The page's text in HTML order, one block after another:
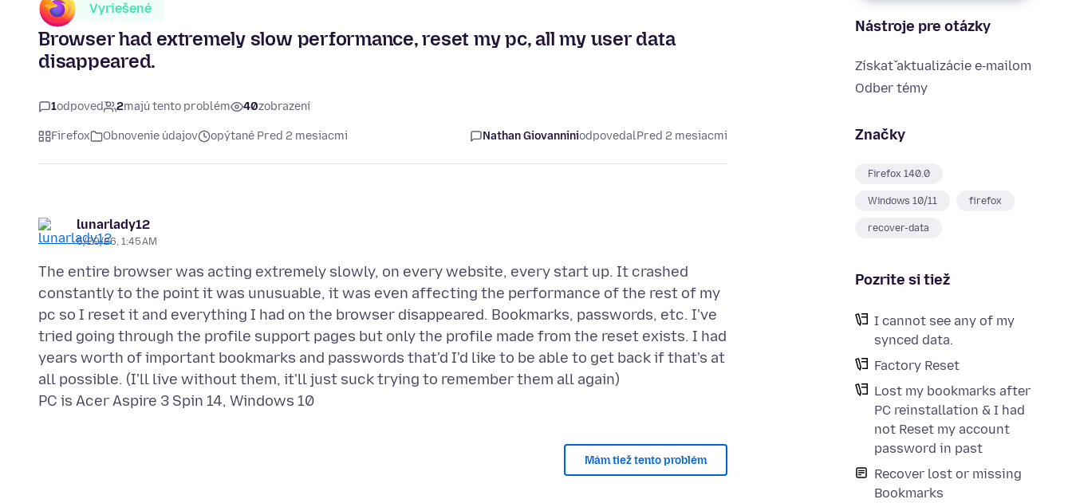
Nástroje pre otázky
Získať aktualizácie e‑mailom
Odber témy
Značky
Firefox 140.0
Windows 10/11 firefox
recover-data
Pozrite si tiež
I cannot see any of my
synced data.
Factory Reset
Lost my bookmarks after
PC reinstallation & I had
not Reset my account
password in past
Recover lost or missing
Bookmarks
Vyriešené
Browser had extremely slow performance, reset my pc, all my user data
disappeared.
1odpoveď 2majú tento problém 40zobrazení
Firefox Obnovenie údajov opýtané Pred 2 mesiacmi Nathan GiovanniniodpovedalPred 2 mesiacmi
lunarlady12
5/29/26, 1:45 AM
The entire browser was acting extremely slowly, on every website, every start up. It crashed
constantly to the point it was unusuable, it was even affecting the performance of the rest of my
pc so I reset it and everything I had on the browser disappeared. Bookmarks, passwords, etc. I've
tried going through the profile support pages but only the profile made from the reset exists. I had
years worth of important bookmarks and passwords that'd I'd like to be able to get back if that's at
all possible. (I'll live without them, it'll just suck trying to remember them all again)
Mám tiež tento problém